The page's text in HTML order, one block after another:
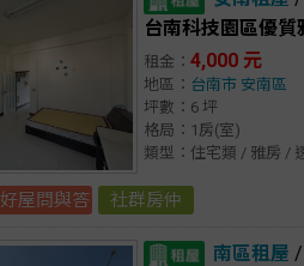
台南科技園區優質
租金： 4,000 元
地區： 台南市 安南區
坪數：6 坪
格局：1房(室)
類型：住宅類 / 雅房 /
好屋問與答 社群房仲
南區租屋 /